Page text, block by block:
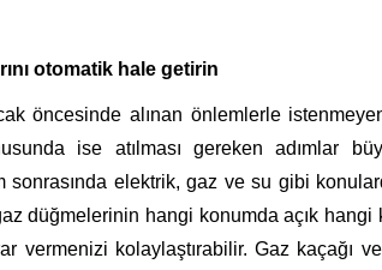
otomatik hale getirin
öncesinde alınan önlemlerle
ise atılması gereken adımlar
elektrik, gaz ve su gibi
düğmelerinin hangi konumda açık hangi
vermenizi kolaylaştırabilir. Gaz kaçağı